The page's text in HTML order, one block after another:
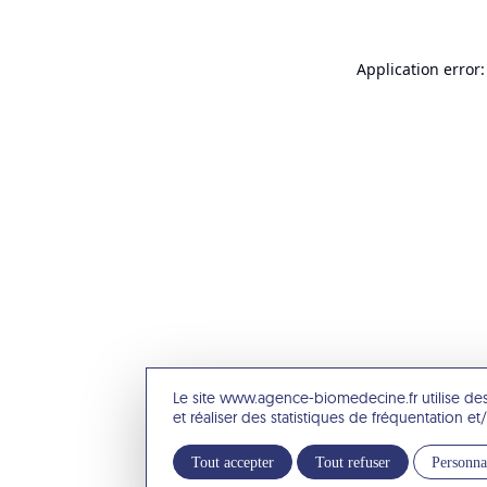
Le site www.agence-biomedecine.fr utilise
et réaliser des statistiques de fréquentation
Tout accepter Tout refuser
Application